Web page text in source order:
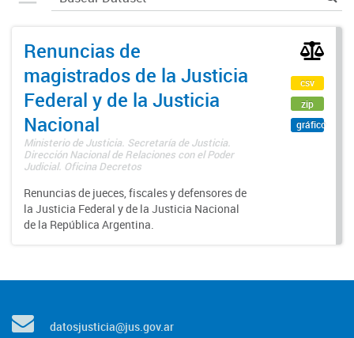
Renuncias de
magistrados de la Justicia
Federal y de la Justicia
Nacional
Ministerio de Justicia. Secretaría de Justicia.
Dirección Nacional de Relaciones con el Poder
Judicial. Oficina Decretos
Renuncias de jueces, fiscales y defensores de
la Justicia Federal y de la Justicia Nacional
de la República Argentina.
csv
zip
gráfico
datosjusticia@jus.gov.ar